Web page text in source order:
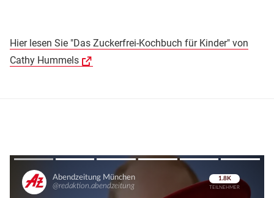
Hier lesen Sie "Das Zuckerfrei-Kochbuch für Kinder" von
Cathy Hummels
Überspringen